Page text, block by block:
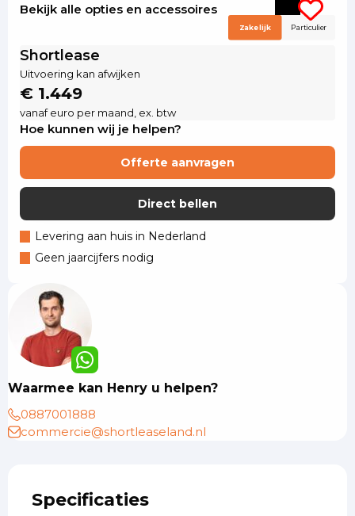
Bekijk alle opties en accessoires
Shortlease
Uitvoering kan afwijken
€ 1.449
vanaf euro per maand, ex. btw
Zakelijk Particulier
Hoe kunnen wij je helpen?
Offerte aanvragen
Direct bellen
Levering aan huis in Nederland
Geen jaarcijfers nodig
Waarmee kan Henry u helpen?
0887001888
commercie@shortleaseland.nl
Specificaties